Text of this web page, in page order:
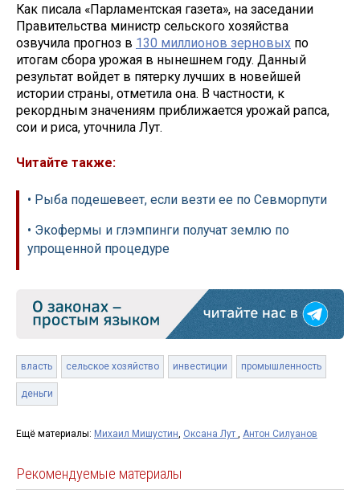
Как писала «Парламентская газета», на заседании
Правительства министр сельского хозяйства
озвучила прогноз в 130 миллионов зерновых по
итогам сбора урожая в нынешнем году. Данный
результат войдет в пятерку лучших в новейшей
истории страны, отметила она. В частности, к
рекордным значениям приближается урожай рапса,
сои и риса, уточнила Лут.
Читайте также:
• Рыба подешевеет, если везти ее по Севморпути
• Экофермы и глэмпинги получат землю по
упрощенной процедуре
власть сельское хозяйство инвестиции промышленность
деньги
Ещё материалы: Михаил Мишустин, Оксана Лут , Антон Силуанов
Рекомендуемые материалы